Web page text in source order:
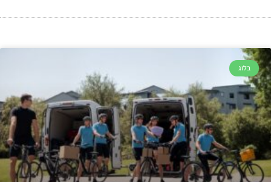
בלוג